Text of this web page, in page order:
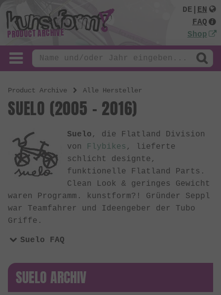
PRODUCT ARCHIVE
DE
EN
FAQ
Shop
Product Archive Alle Hersteller
SUELO (2005 - 2016)
Suelo , die Flatland Division
von
Flybikes , lieferte
schlicht designte,
funktionelle Flatland Parts.
Clean Look & geringes Gewicht
waren Programm. kunstform?! Gründer Seppl
war Teamfahrer und Ideengeber der Tubo
Griffe.
Suelo FAQ
SUELO ARCHIV